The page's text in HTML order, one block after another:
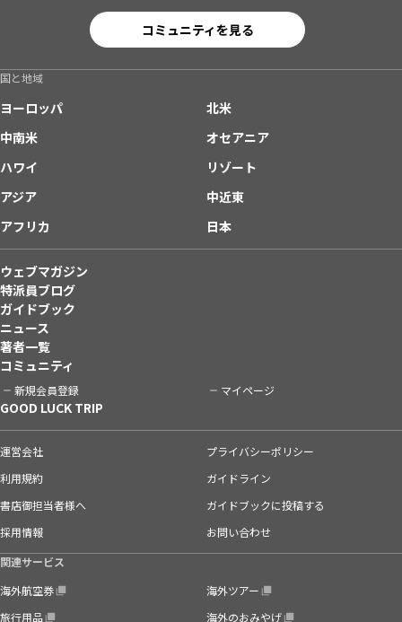
コミュニティを見る
国と地域
ヨーロッパ
北米
中南米
オセアニア
ハワイ
リゾート
アジア
中近東
アフリカ
日本
ウェブマガジン
特派員ブログ
ガイドブック
ニュース
著者一覧
コミュニティ
新規会員登録 マイページ
GOOD LUCK TRIP
運営会社
プライバシーポリシー
利用規約
ガイドライン
書店御担当者様へ
ガイドブックに投稿する
採用情報
お問い合わせ
関連サービス
海外航空券
海外ツアー
旅行用品
海外のおみやげ